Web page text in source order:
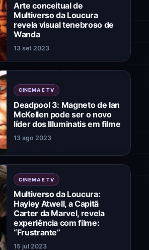
Arte conceitual de
Multiverso da Loucura
revela visual tenebroso de
Wanda
13 set 2023
CINEMA E TV
Deadpool 3: Magneto de Ian
McKellen pode ser o novo
líder dos Illuminatis em filme
13 ago 2023
CINEMA E TV
Multiverso da Loucura:
Hayley Atwell, a Capitã
Carter da Marvel, revela
experiência com filme:
“Frustrante”
15 jul 2023